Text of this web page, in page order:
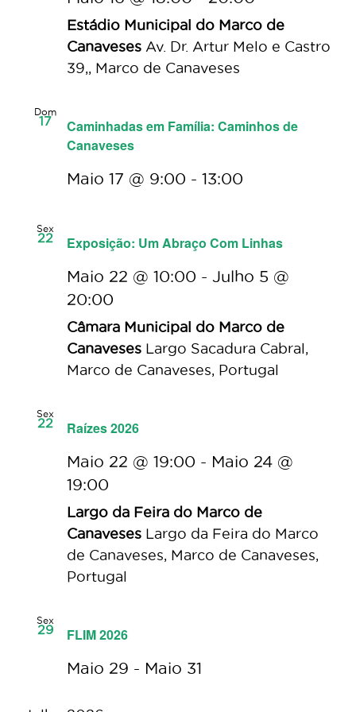
Estádio Municipal do Marco de
Canaveses Av. Dr. Artur Melo e Castro
39,, Marco de Canaveses
Dom
17
Caminhadas em Família: Caminhos de
Canaveses
Maio 17 @ 9:00 - 13:00
Sex
22 Exposição: Um Abraço Com Linhas
Maio 22 @ 10:00 - Julho 5 @
20:00
Câmara Municipal do Marco de
Canaveses Largo Sacadura Cabral,
Marco de Canaveses, Portugal
Sex
22 Raízes 2026
Maio 22 @ 19:00 - Maio 24 @
19:00
Largo da Feira do Marco de
Canaveses Largo da Feira do Marco
de Canaveses, Marco de Canaveses,
Portugal
Sex
29 FLIM 2026
Maio 29 - Maio 31